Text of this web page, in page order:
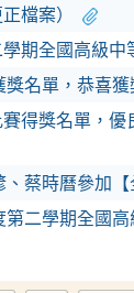
檔案）
期全國高級中
名單，恭喜
得獎名單，
蔡時曆參加
二學期全國